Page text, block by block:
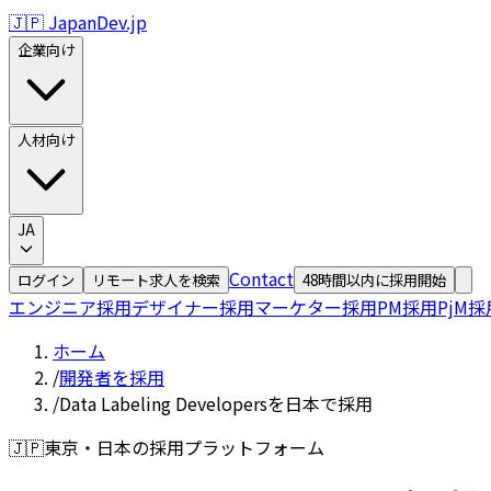
🇯🇵 JapanDev.jp
企業向け
人材向け
JA
ログイン リモート求人を検索 Contact 48時間以内に採用開始
エンジニア採用デザイナー採用マーケター採用PM採用PjM採
ホーム
/開発者を採用
/Data Labeling Developersを日本で採用
🇯🇵東京・日本の採用プラットフォーム